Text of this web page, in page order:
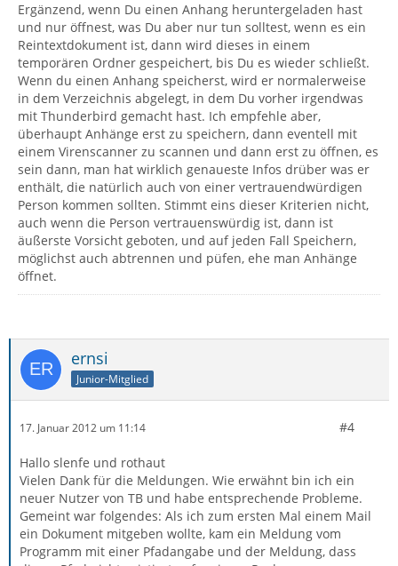
Ergänzend, wenn Du einen Anhang heruntergeladen hast
und nur öffnest, was Du aber nur tun solltest, wenn es ein
Reintextdokument ist, dann wird dieses in einem
temporären Ordner gespeichert, bis Du es wieder schließt.
Wenn du einen Anhang speicherst, wird er normalerweise
in dem Verzeichnis abgelegt, in dem Du vorher irgendwas
mit Thunderbird gemacht hast. Ich empfehle aber,
überhaupt Anhänge erst zu speichern, dann eventell mit
einem Virenscanner zu scannen und dann erst zu öffnen, es
sein dann, man hat wirklich genaueste Infos drüber was er
enthält, die natürlich auch von einer vertrauendwürdigen
Person kommen sollten. Stimmt eins dieser Kriterien nicht,
auch wenn die Person vertrauenswürdig ist, dann ist
äußerste Vorsicht geboten, und auf jeden Fall Speichern,
möglichst auch abtrennen und püfen, ehe man Anhänge
öffnet.
ernsi
Junior-Mitglied
17. Januar 2012 um 11:14 #4
Hallo slenfe und rothaut
Vielen Dank für die Meldungen. Wie erwähnt bin ich ein
neuer Nutzer von TB und habe entsprechende Probleme.
Gemeint war folgendes: Als ich zum ersten Mal einem Mail
ein Dokument mitgeben wollte, kam ein Meldung vom
Programm mit einer Pfadangabe und der Meldung, dass